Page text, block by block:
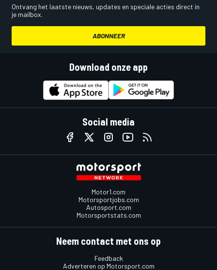
Ontvang het laatste nieuws, updates en speciale acties direct in
je mailbox.
ABONNEER
Download onze app
Social media
Motor1.com
Motorsportjobs.com
Autosport.com
Motorsportstats.com
Neem contact met ons op
Feedback
Adverteren op Motorsport.com